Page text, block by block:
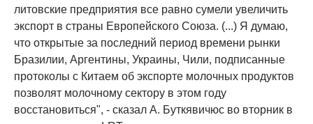
литовские предприятия все равно сумели увеличить
экспорт в страны Европейского Союза. (...) Я думаю,
что открытые за последний период времени рынки
Бразилии, Аргентины, Украины, Чили, подписанные
протоколы с Китаем об экспорте молочных продуктов
позволят молочному сектору в этом году
восстановиться", - сказал А. Буткявичюс во вторник в